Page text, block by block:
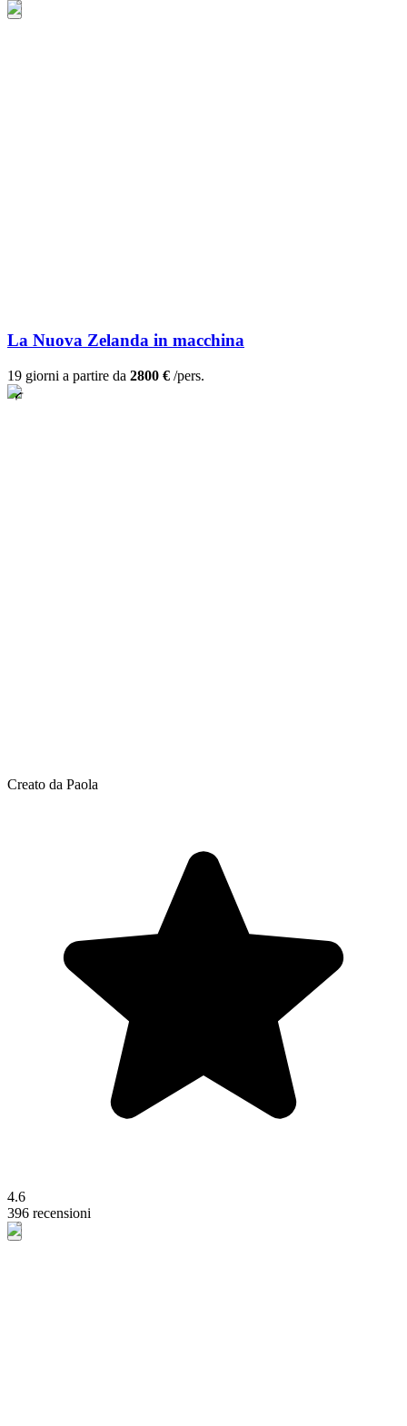
La Nuova Zelanda in macchina
19 giorni a partire da 2800 € /pers.
Creato da Paola
4.6
396 recensioni